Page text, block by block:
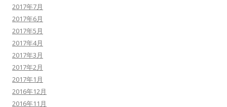
2017年7月
2017年6月
2017年5月
2017年4月
2017年3月
2017年2月
2017年1月
2016年12月
2016年11月